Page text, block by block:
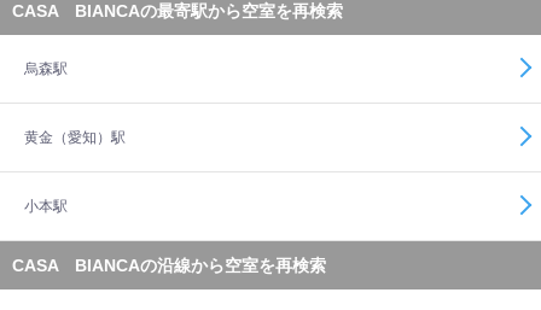
CASA BIANCAの最寄駅から空室を再検索
烏森駅
黄金（愛知）駅
小本駅
CASA BIANCAの沿線から空室を再検索